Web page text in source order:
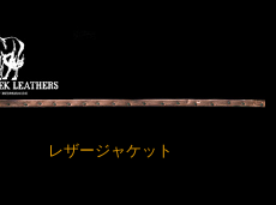
レザージャケット